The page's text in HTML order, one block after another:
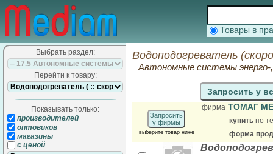
Товары в
Выбрать раздел:
Перейти к товару:
Показывать только:
производителей
оптовиков
магазины
с ценой
Водоподогреватель
Автономные системы энерго-,
Запросить у
Запросить
у фирмы
выберите товар ниже
фирма ТОМАГ
купить по
форма